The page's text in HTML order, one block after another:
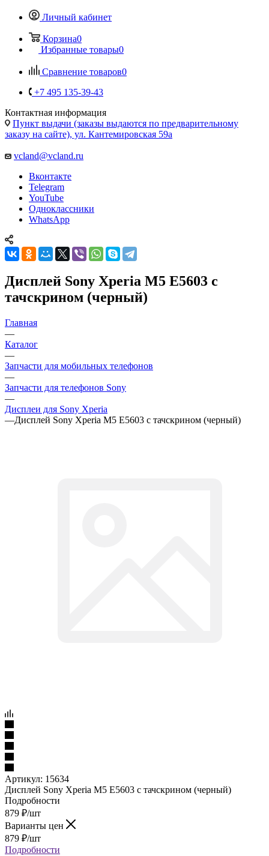
Личный кабинет
Корзина0
Избранные товары0
Сравнение товаров0
+7 495 135-39-43
Контактная информация
Пункт выдачи (заказы выдаются по предварительному
заказу на сайте), ул. Кантемировская 59а
vcland@vcland.ru
Вконтакте
Telegram
YouTube
Одноклассники
WhatsApp
Дисплей Sony Xperia M5 E5603 с
тачскрином (черный)
Главная
—
Каталог
—
Запчасти для мобильных телефонов
—
Запчасти для телефонов Sony
—
Дисплеи для Sony Xperia
—Дисплей Sony Xperia M5 E5603 с тачскрином (черный)
Артикул: 15634
Дисплей Sony Xperia M5 E5603 с тачскрином (черный)
Подробности
879 ₽/шт
Варианты цен
879 ₽/шт
Подробности